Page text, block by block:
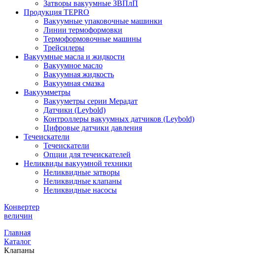
Затворы вакуумные ЗВПлП
Продукция TEPRO
Вакуумные упаковочные машинки
Линии термоформовки
Термоформовочные машины
Трейсилеры
Вакуумные масла и жидкости
Вакуумное масло
Вакуумная жидкость
Вакуумная смазка
Вакуумметры
Вакууметры серии Мерадат
Датчики (Leybold)
Контроллеры вакуумных датчиков (Leybold)
Цифровые датчики давления
Течеискатели
Течеискатели
Опции для течеискателей
Неликвиды вакуумной техники
Неликвидные затворы
Неликвидные клапаны
Неликвидные насосы
Конвертер
величин
Главная
Каталог
Клапаны